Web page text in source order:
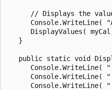
// Displays the
Console.WriteLine(
DisplayValues(
   }
public static void
Console.WriteLine(
Console.WriteLine(
Console.WriteLine(